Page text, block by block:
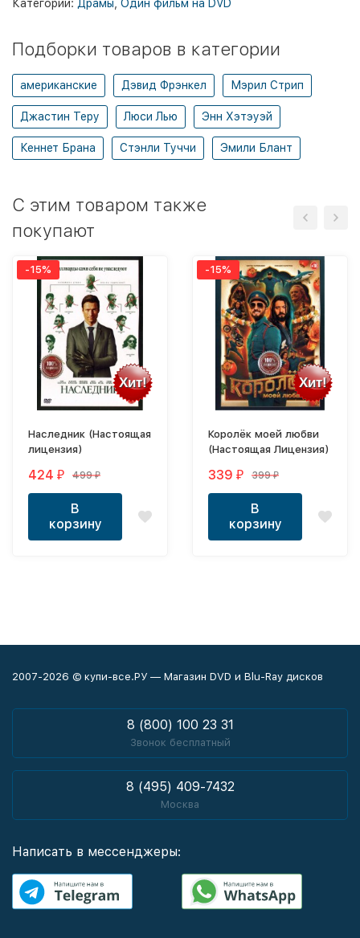
Категории: Драмы Один фильм на DVD
Подборки товаров в категории
американские Дэвид Фрэнкел Мэрил Стрип
Джастин Теру Люси Лью Энн Хэтэуэй
Кеннет Брана Стэнли Туччи Эмили Блант
C этим товаром также
покупают
Хит!
-15%
Наследник (Настоящая
лицензия)
424 ₽ 499₽
В
корзину
Хит!
-15%
Королёк моей любви
(Настоящая Лицензия)
339 ₽ 399₽
В
корзину
2007-2026 © купи-все.РУ — Магазин DVD и Blu-Ray дисков
8 (800) 100 23 31
Звонок бесплатный
8 (495) 409-7432
Москва
Написать в мессенджеры: